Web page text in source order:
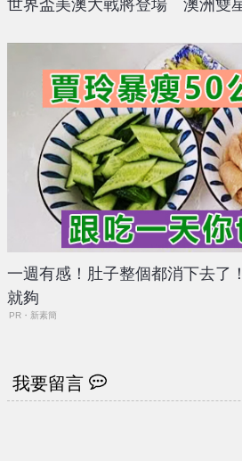
一週有感！肚子整個都消下去了
就夠
PR・新素簡
我要留言